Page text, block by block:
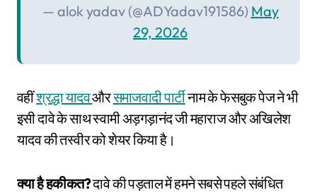
— alok yadav (@ADYadav191586) May
29, 2026
वहींश्रद्धा यादवऔरसमाजवादी पार्टीनाम के फेसबुक पेज ने भी
इसी दावे के साथ स्वामी अड़गड़ानंद जी महाराज और अखिलेश
यादव की तस्वीर को शेयर किया है।
क्या है हकीकत?दावे की पड़ताल में हमने सबसे पहले संबंधित